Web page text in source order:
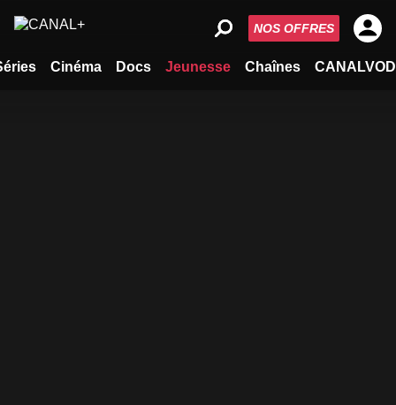
Cinéma Docs Jeunesse Chaînes CANALVOD
NOS OFFRES